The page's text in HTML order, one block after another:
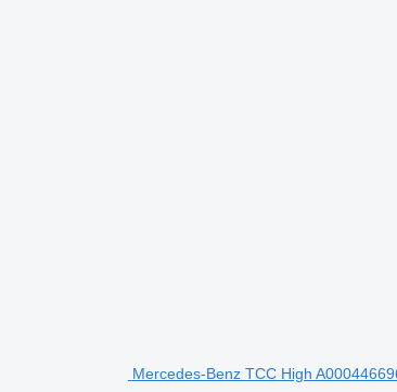
Mercedes-Benz TCC High